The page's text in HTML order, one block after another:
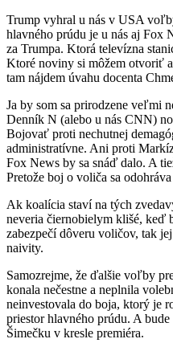
Trump vyhral u nás v USA
hlavného prúdu je u nás aj Fox
za Trumpa. Ktorá televízna
Ktoré noviny si môžem otvoriť
tam nájdem úvahu docenta
Ja by som sa prirodzene veľmi
Denník N (alebo u nás CNN)
Bojovať proti nechutnej
administratívne. Ani proti
Fox News by sa snáď dalo. A
Pretože boj o voliča sa
Ak koalícia staví na tých
neveria čiernobielym klišé, keď
zabezpečí dôveru voličov, tak
naivity.
Samozrejme, že ďalšie voľby
konala nečestne a neplnila
neinvestovala do boja, ktorý je
priestor hlavného prúdu. A
Šimečku v kresle premiéra.